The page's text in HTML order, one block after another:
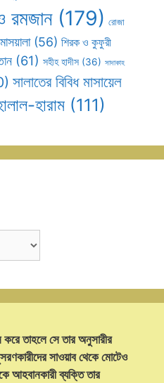
রমজান(179) রোজা
(56) শিরক ও কুফুরী
(61) সহীহ হাদীস (36) সাদাকাহ
সালাতের বিবিধ মাসায়েল
হারাম (111)
করে তাহলে সে তার অনুসারীর
সাওয়াব থেকে মোটেও
আহবানকারী ব্যক্তি তার